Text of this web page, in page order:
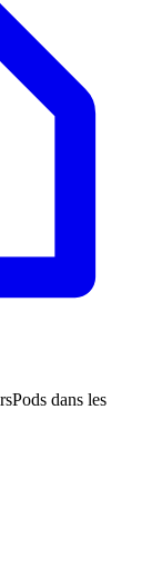
dans les